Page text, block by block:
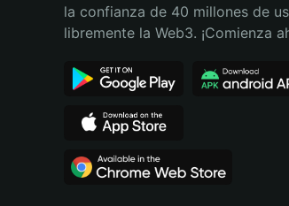
Português (Brasil)
la confianza de 40 millones de
libremente la Web3. ¡Comienza